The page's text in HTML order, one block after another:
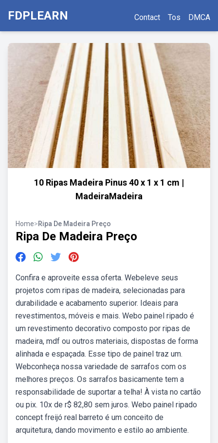
FDPLEARN Contact Tos DMCA
10 Ripas Madeira Pinus 40 x 1 x 1 cm |
MadeiraMadeira
Home>Ripa De Madeira Preço
Ripa De Madeira Preço
Confira e aproveite essa oferta. Webeleve seus
projetos com ripas de madeira, selecionadas para
durabilidade e acabamento superior. Ideais para
revestimentos, móveis e mais. Webo painel ripado é
um revestimento decorativo composto por ripas de
madeira, mdf ou outros materiais, dispostas de forma
alinhada e espaçada. Esse tipo de painel traz um.
Webconheça nossa variedade de sarrafos com os
melhores preços. Os sarrafos basicamente tem a
responsabilidade de suportar a telha! À vista no cartão
ou pix. 10x de r$ 82,80 sem juros. Webo painel ripado
concept freijó real barreto é um conceito de
arquitetura, dando movimento e estilo ao ambiente.